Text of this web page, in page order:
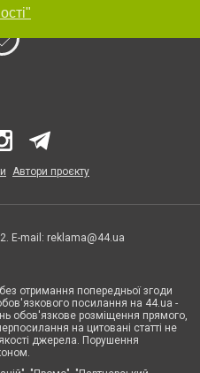
Автори проєкту
E-mail: reklama@44.ua
отримання попередньої згоди
посилання на 44.ua -
обов'язкове розміщення прямого,
на цитовані статті не
джерела. Порушення